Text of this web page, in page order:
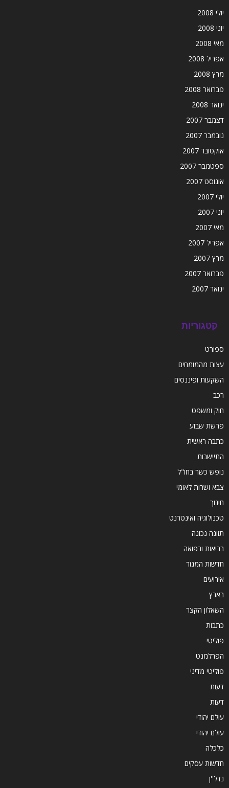
יולי 2008
יוני 2008
מאי 2008
אפריל 2008
מרץ 2008
פברואר 2008
ינואר 2008
דצמבר 2007
נובמבר 2007
אוקטובר 2007
ספטמבר 2007
אוגוסט 2007
יולי 2007
יוני 2007
מאי 2007
אפריל 2007
מרץ 2007
פברואר 2007
ינואר 2007
קטגוריות
ספורט
עצות מהמומחים
השקעות ופיננסים
רכב
חוק ומשפט
פרשת שבוע
כתבה ראשית
התיישבות
נופש כשר בחו"ל
צבא ושרות לאומי
חינוך
טכנולוגיה ואינטרנט
תזונה נכונה
בריאות ורפואה
חדשות המגזר
אירועים
בארץ
השאלון הקצר
כתבות
פוליטי
הפרלמנט
פוליטי מדיני
דעות
דעות
עולם יהודי
עולם יהודי
כלכלה
חדשות עסקים
נדל''ן